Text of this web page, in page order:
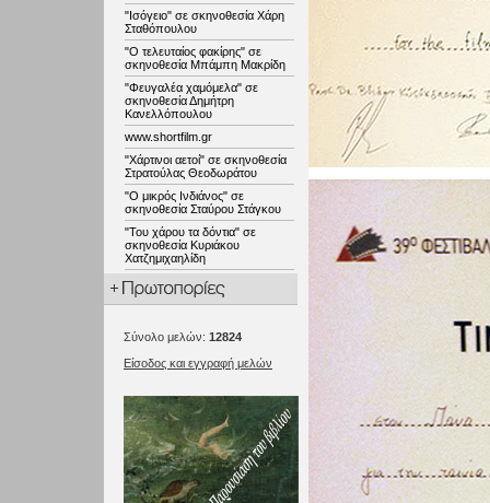
"Ισόγειο" σε σκηνοθεσία Χάρη
Σταθόπουλου
"Ο τελευταίος φακίρης" σε
σκηνοθεσία Μπάμπη Μακρίδη
"Φευγαλέα χαμόμελα" σε
σκηνοθεσία Δημήτρη
Κανελλόπουλου
www.shortfilm.gr
"Χάρτινοι αετοί" σε σκηνοθεσία
Στρατούλας Θεοδωράτου
"Ο μικρός Ινδιάνος" σε
σκηνοθεσία Σταύρου Στάγκου
"Του χάρου τα δόντια" σε
σκηνοθεσία Κυριάκου
Χατζημιχαηλίδη
Σύνολο μελών: 12824
Είσοδος και εγγραφή μελών